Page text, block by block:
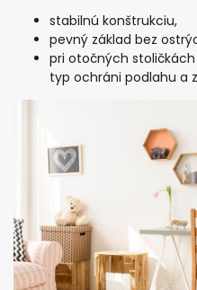
stabilnú konštrukciu,
pevný základ bez
pri otočných
typ ochráni podlahu a